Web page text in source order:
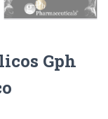
Gph